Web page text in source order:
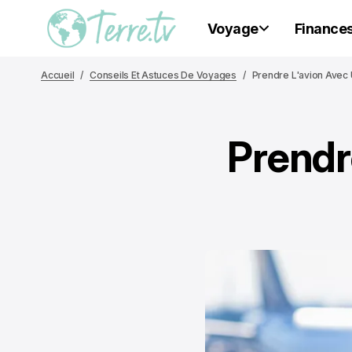
Voyage
Accueil Conseils Et Astuces De Voyages Prendre L'avion Avec